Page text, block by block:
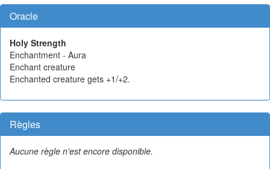
Oracle
Holy Strength
Enchantment - Aura
Enchant creature
Enchanted creature gets +1/+2.
Règles
Aucune règle n'est encore disponible.